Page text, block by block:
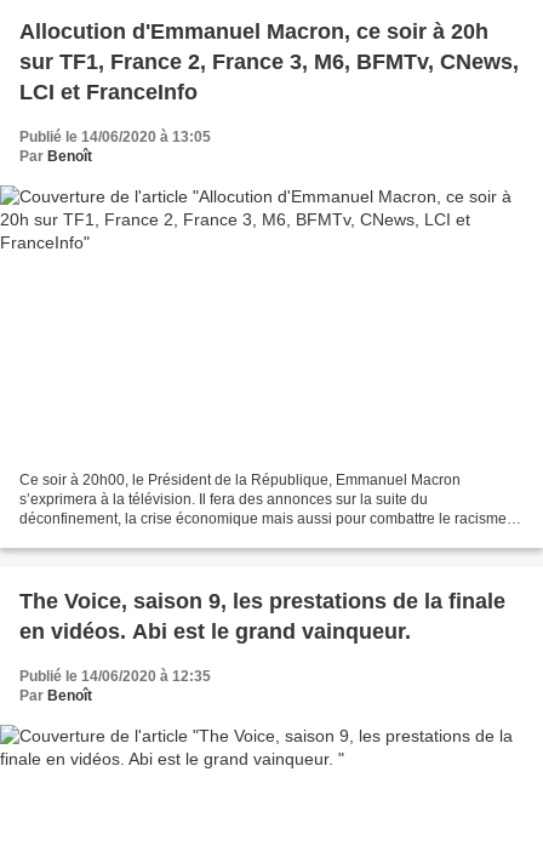
Allocution d'Emmanuel Macron, ce soir à 20h
sur TF1, France 2, France 3, M6, BFMTv, CNews,
LCI et FranceInfo
Publié le 14/06/2020 à 13:05
Par Benoît
Ce soir à 20h00, le Président de la République, Emmanuel Macron
s’exprimera à la télévision. Il fera des annonces sur la suite du
déconfinement, la crise économique mais aussi pour combattre le racisme.
The Voice, saison 9, les prestations de la finale
en vidéos. Abi est le grand vainqueur.
Publié le 14/06/2020 à 12:35
Par Benoît